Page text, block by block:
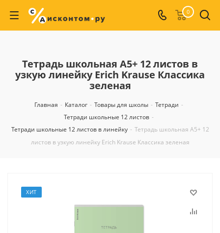
0
Тетрадь школьная А5+ 12 листов в
узкую линейку Erich Krause Классика
зеленая
Главная - Каталог - Товары для школы - Тетради -
Тетради школьные 12 листов -
Тетради школьные 12 листов в линейку - Тетрадь школьная А5+ 12
листов в узкую линейку Erich Krause Классика зеленая
ХИТ